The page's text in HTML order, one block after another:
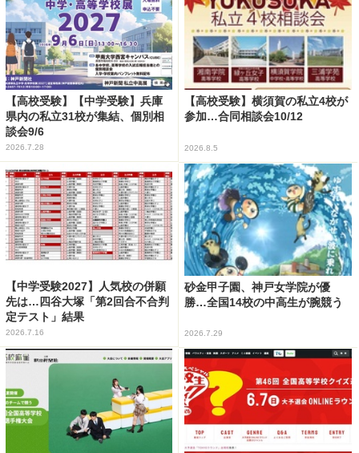
【高校受験】【中学受験】兵庫
県内の私立31校が集結、個別相
談会9/6
2026.7.28
【高校受験】横須賀の私立4校が
参加…合同相談会10/12
2026.8.5
【中学受験2027】人気校の併願
先は…四谷大塚「第2回合不合判
定テスト」結果
2026.7.16
砂金甲子園、神戸女学院が優
勝…全国14校の中高生が腕競う
2026.7.29